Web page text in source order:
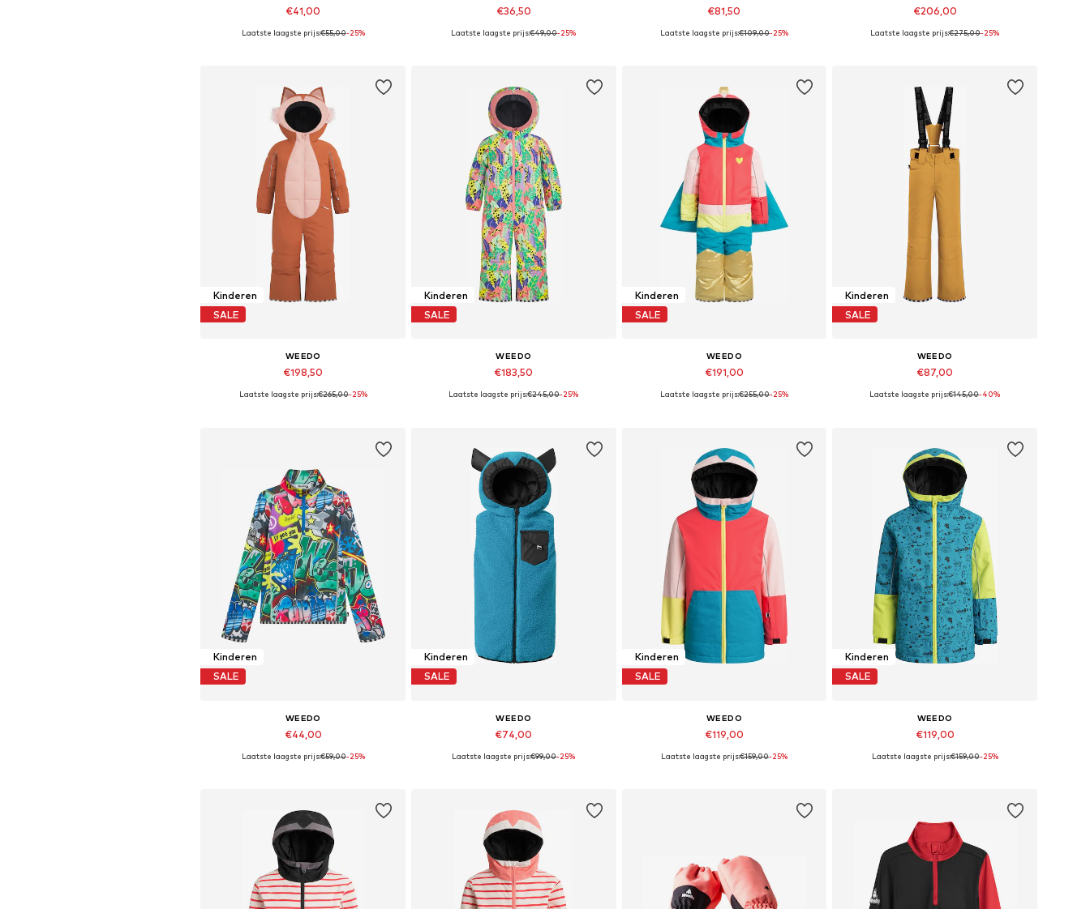
€41,00
Beschikbare maten: XXXS, XXXS
Laatste laagste prijs:€55,00-25%
€36,50
Beschikbare maten: L, XL
Laatste laagste prijs:€49,00-25%
€81,50
Beschikbare maten: 92, 104, 116, 128
Laatste laagste prijs:€109,00-25%
€206,00
Beschikbare maten: 92, 116
Laatste laagste prijs:€275,00-25%
Kinderen
SALE
WEEDO
€198,50
Beschikbare maten: 104, 116
Laatste laagste prijs:€265,00-25%
Kinderen
SALE
WEEDO
€183,50
Beschikbare maten: 92, 104, 116
Laatste laagste prijs:€245,00-25%
Kinderen
SALE
WEEDO
€191,00
Beschikbare maten: 92
Laatste laagste prijs:€255,00-25%
Kinderen
SALE
WEEDO
€87,00
Beschikbare maten: 116, 128, 140
Laatste laagste prijs:€145,00-40%
Kinderen
SALE
WEEDO
€44,00
Beschikbare maten: 92, 104, 116, 128
Laatste laagste prijs:€59,00-25%
Kinderen
SALE
WEEDO
€74,00
Beschikbare maten: 92, 104, 116
Laatste laagste prijs:€99,00-25%
Kinderen
SALE
WEEDO
€119,00
Beschikbare maten: 116
Laatste laagste prijs:€159,00-25%
Kinderen
SALE
WEEDO
€119,00
Beschikbare maten: 140, 152
Laatste laagste prijs:€159,00-25%